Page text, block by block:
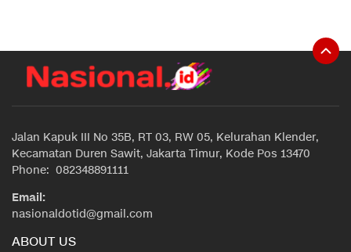
Jalan Kapuk III No 35B, RT 03, RW 05, Kelurahan Klender,
Kecamatan Duren Sawit, Jakarta Timur, Kode Pos 13470
Phone: 082348891111
Email:
nasionaldotid@gmail.com
ABOUT US